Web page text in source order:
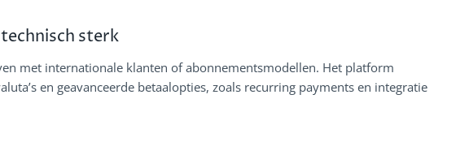
sterk
met internationale klanten of abonnementsmodellen. Het platform
en geavanceerde betaalopties, zoals recurring payments en integratie